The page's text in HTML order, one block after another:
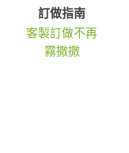
訂做指南
客製訂做不再
霧撒撒